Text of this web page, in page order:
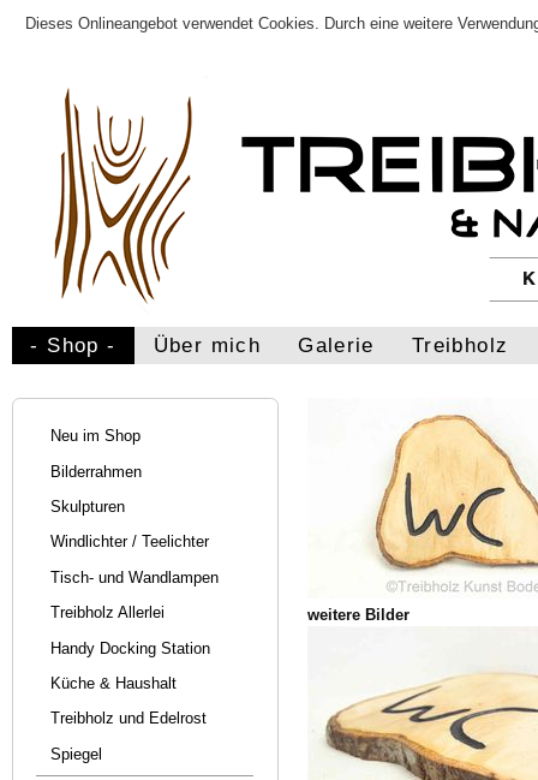
Dieses Onlineangebot verwendet Cookies. Durch eine weitere
- Shop - Über mich Galerie Treibholz
Neu im Shop
Bilderrahmen
Skulpturen
Windlichter / Teelichter
Tisch- und Wandlampen
Treibholz Allerlei
Handy Docking Station
Küche & Haushalt
Treibholz und Edelrost
Spiegel
weitere Bilder